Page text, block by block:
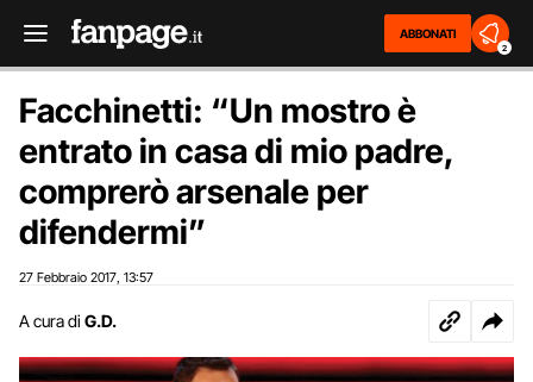
ABBONATI
2
Facchinetti: “Un mostro è
entrato in casa di mio padre,
comprerò arsenale per
difendermi”
27 Febbraio 2017 13:57
A cura di G.D.